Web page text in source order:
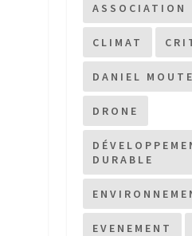
ASSOCIATION
CLIMAT
DANIEL
DRONE
DURABLE
EVENEMENT